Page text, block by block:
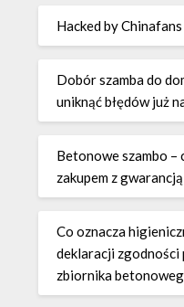
Hacked by Chinafans
Dobór szamba do
uniknąć błędów już
Betonowe szambo
zakupem z
Co oznacza
deklaracji zgodności
zbiornika